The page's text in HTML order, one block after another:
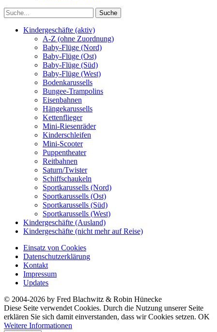
Kindergeschäfte (aktiv)
A-Z (ohne Zuordnung)
Baby-Flüge (Nord)
Baby-Flüge (Ost)
Baby-Flüge (Süd)
Baby-Flüge (West)
Bodenkarussells
Bungee-Trampolins
Eisenbahnen
Hängekarussells
Kettenflieger
Mini-Riesenräder
Kinderschleifen
Mini-Scooter
Puppentheater
Reitbahnen
Saturn/Twister
Schiffschaukeln
Sportkarussells (Nord)
Sportkarussells (Ost)
Sportkarussells (Süd)
Sportkarussells (West)
Kindergeschäfte (Ausland)
Kindergeschäfte (nicht mehr auf Reise)
Einsatz von Cookies
Datenschutzerklärung
Kontakt
Impressum
Updates
© 2004-2026 by Fred Blachwitz & Robin Hünecke
Diese Seite verwendet Cookies. Durch die Nutzung unserer Seite
erklären Sie sich damit einverstanden, dass wir Cookies setzen. OK
Weitere Informationen